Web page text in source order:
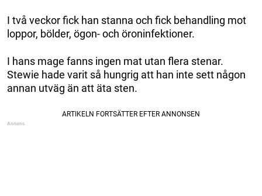
I två veckor fick han stanna och fick behandling mot
loppor, bölder, ögon- och öroninfektioner.
I hans mage fanns ingen mat utan flera stenar.
Stewie hade varit så hungrig att han inte sett någon
annan utväg än att äta sten.